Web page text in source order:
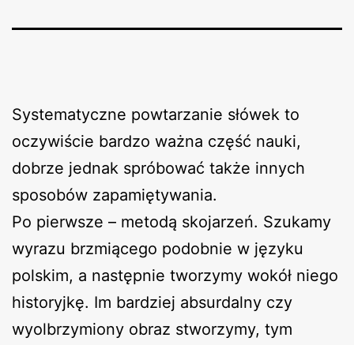
Systematyczne powtarzanie słówek to
oczywiście bardzo ważna część nauki,
dobrze jednak spróbować także innych
sposobów zapamiętywania.
Po pierwsze – metodą skojarzeń. Szukamy
wyrazu brzmiącego podobnie w języku
polskim, a następnie tworzymy wokół niego
historyjkę. Im bardziej absurdalny czy
wyolbrzymiony obraz stworzymy, tym